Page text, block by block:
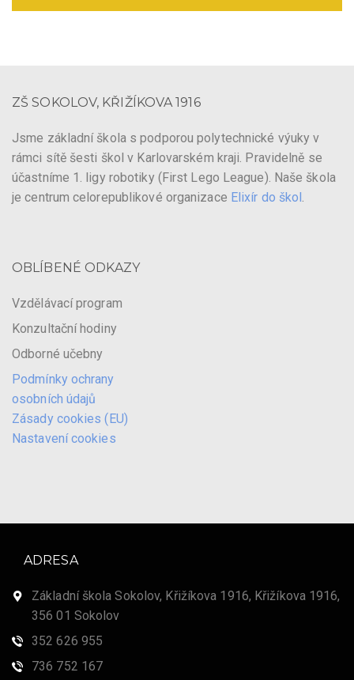
ZŠ SOKOLOV, KŘIŽÍKOVA 1916
Jsme základní škola s podporou polytechnické výuky v
rámci sítě šesti škol v Karlovarském kraji. Pravidelně se
účastníme 1. ligy robotiky (First Lego League). Naše škola
je centrum celorepublikové organizace Elixír do škol.
OBLÍBENÉ ODKAZY
Vzdělávací program
Konzultační hodiny
Odborné učebny
Podmínky ochrany
osobních údajů
Zásady cookies (EU)
Nastavení cookies
ADRESA
Základní škola Sokolov, Křižíkova 1916, Křižíkova 1916,
356 01 Sokolov
352 626 955
736 752 167